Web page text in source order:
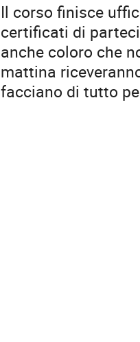
Il corso finisce
certificati di
anche coloro che
mattina
facciano di tutto